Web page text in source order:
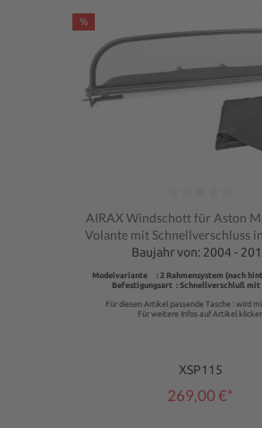
%
Durchschnittliche Bewertung
AIRAX Windschott für Aston
Volante mit Schnellverschluss
Baujahr von: 2004 -
Modelvariante : 2 Rahmensystem (nach
Befestigungsart : Schnellverschluß mit
Für diesen Artikel passende Tasche : wird
Für weitere Infos auf Artikel
XSP115
269,00 €*